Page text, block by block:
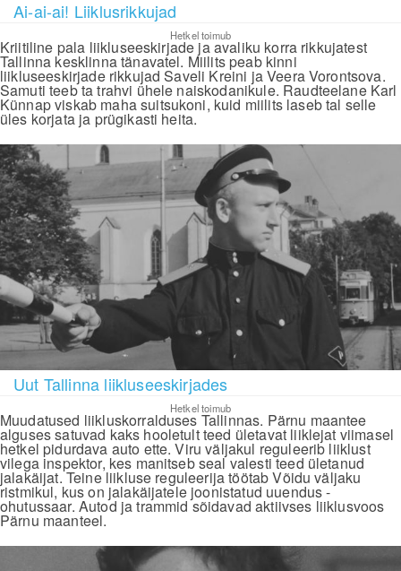
Ai-ai-ai! Liiklusrikkujad
Hetkel toimub
Kriitiline pala liikluseeskirjade ja avaliku korra rikkujatest
Tallinna kesklinna tänavatel. Miilits peab kinni
liikluseeskirjade rikkujad Saveli Kreini ja Veera Vorontsova.
Samuti teeb ta trahvi ühele naiskodanikule. Raudteelane Karl
Künnap viskab maha suitsukoni, kuid miilits laseb tal selle
üles korjata ja prügikasti heita.
Uut Tallinna liikluseeskirjades
Hetkel toimub
Muudatused liikluskorralduses Tallinnas. Pärnu maantee
alguses satuvad kaks hooletult teed ületavat liiklejat viimasel
hetkel pidurdava auto ette. Viru väljakul reguleerib liiklust
vilega inspektor, kes manitseb seal valesti teed ületanud
jalakäijat. Teine liikluse reguleerija töötab Võidu väljaku
ristmikul, kus on jalakäijatele joonistatud uuendus -
ohutussaar. Autod ja trammid sõidavad aktiivses liiklusvoos
Pärnu maanteel.